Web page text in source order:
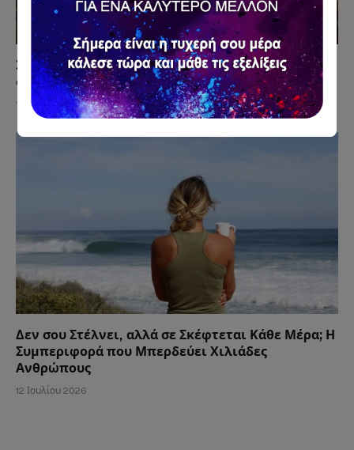
Σκέφτεται Γάμο Μαζί σου ή Απλώς Δεν Θέλει να
σε Χάσει;
15 Ιουλίου 2026
Δεν σου Στέλνει, αλλά σε Σκέφτεται Κάθε Μέρα; Η
Συμπεριφορά που Μπερδεύει Χιλιάδες
Ανθρώπους
12 Ιουλίου 2026